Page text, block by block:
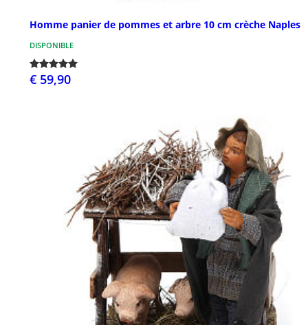
Homme panier de pommes et arbre 10 cm crèche Naples
DISPONIBLE
€ 59,90